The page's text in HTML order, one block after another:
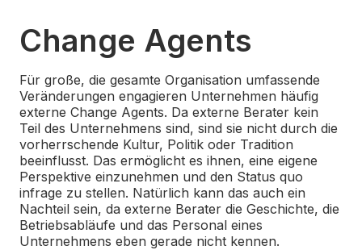
Change Agents
Für große, die gesamte Organisation umfassende
Veränderungen engagieren Unternehmen häufig
externe Change Agents. Da externe Berater kein
Teil des Unternehmens sind, sind sie nicht durch die
vorherrschende Kultur, Politik oder Tradition
beeinflusst. Das ermöglicht es ihnen, eine eigene
Perspektive einzunehmen und den Status quo
infrage zu stellen. Natürlich kann das auch ein
Nachteil sein, da externe Berater die Geschichte, die
Betriebsabläufe und das Personal eines
Unternehmens eben gerade nicht kennen.